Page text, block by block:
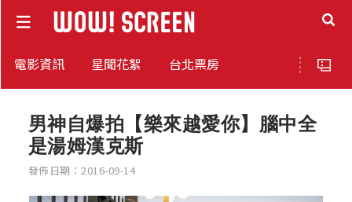
電影資訊 星聞花絮 台北票房
男神自爆拍【樂來越愛你】腦中全
是湯姆漢克斯
發佈日期：2016-09-14